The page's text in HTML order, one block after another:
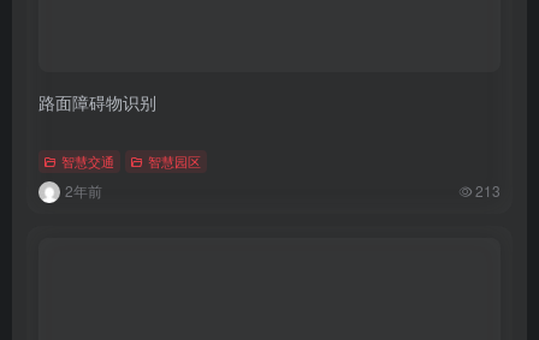
路面障碍物识别
智慧交通 智慧园区
2年前 213